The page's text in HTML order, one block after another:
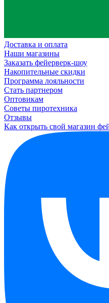
Доставка и оплата
Наши магазины
Заказать фейерверк-шоу
Накопительные скидки
Программа лояльности
Стать партнером
Оптовикам
Советы пиротехника
Отзывы
Как открыть свой магазин